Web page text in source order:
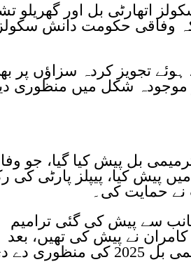
اتھارٹی بل اور گھریلو
وفاقی حکومت دانش سکولز
تجویز کردہ سزاؤں پر
موجودہ شکل میں منظوری
بل پیش کیا گیا، جو
پیش کیا، پیپلز پارٹی کی
حمایت کی۔
سے پیش کی گئی ترامیم
نے پیش کی تھیں، بعد
دے دی۔